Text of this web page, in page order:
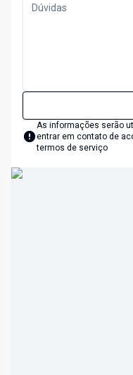
As informações serão
entrar em contato de
termos de serviço